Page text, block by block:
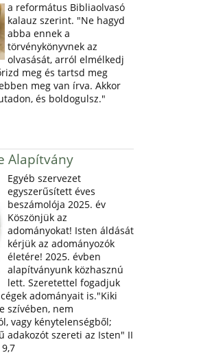
a református Bibliaolvasó
kalauz szerint. "Ne hagyd
abba ennek a
törvénykönyvnek az
olvasását, arról elmélkedj
meg és tartsd meg
meg van írva. Akkor
és boldogulsz."
Alapítvány
Egyéb szervezet
egyszerűsített éves
beszámolója 2025. év
Köszönjük az
adományokat! Isten áldását
kérjük az adományozók
életére! 2025. évben
alapítványunk közhasznú
lett. Szeretettel fogadjuk
adományait is."Kiki
szívében, nem
vagy kénytelenségből;
adakozót szereti az Isten" II